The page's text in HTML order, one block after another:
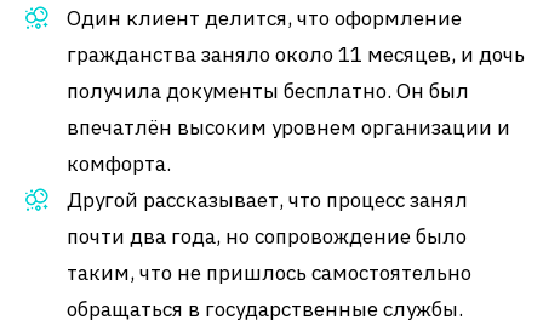
Один клиент делится, что оформление
гражданства заняло около 11 месяцев, и дочь
получила документы бесплатно. Он был
впечатлён высоким уровнем организации и
комфорта.
Другой рассказывает, что процесс занял
почти два года, но сопровождение было
таким, что не пришлось самостоятельно
обращаться в государственные службы.